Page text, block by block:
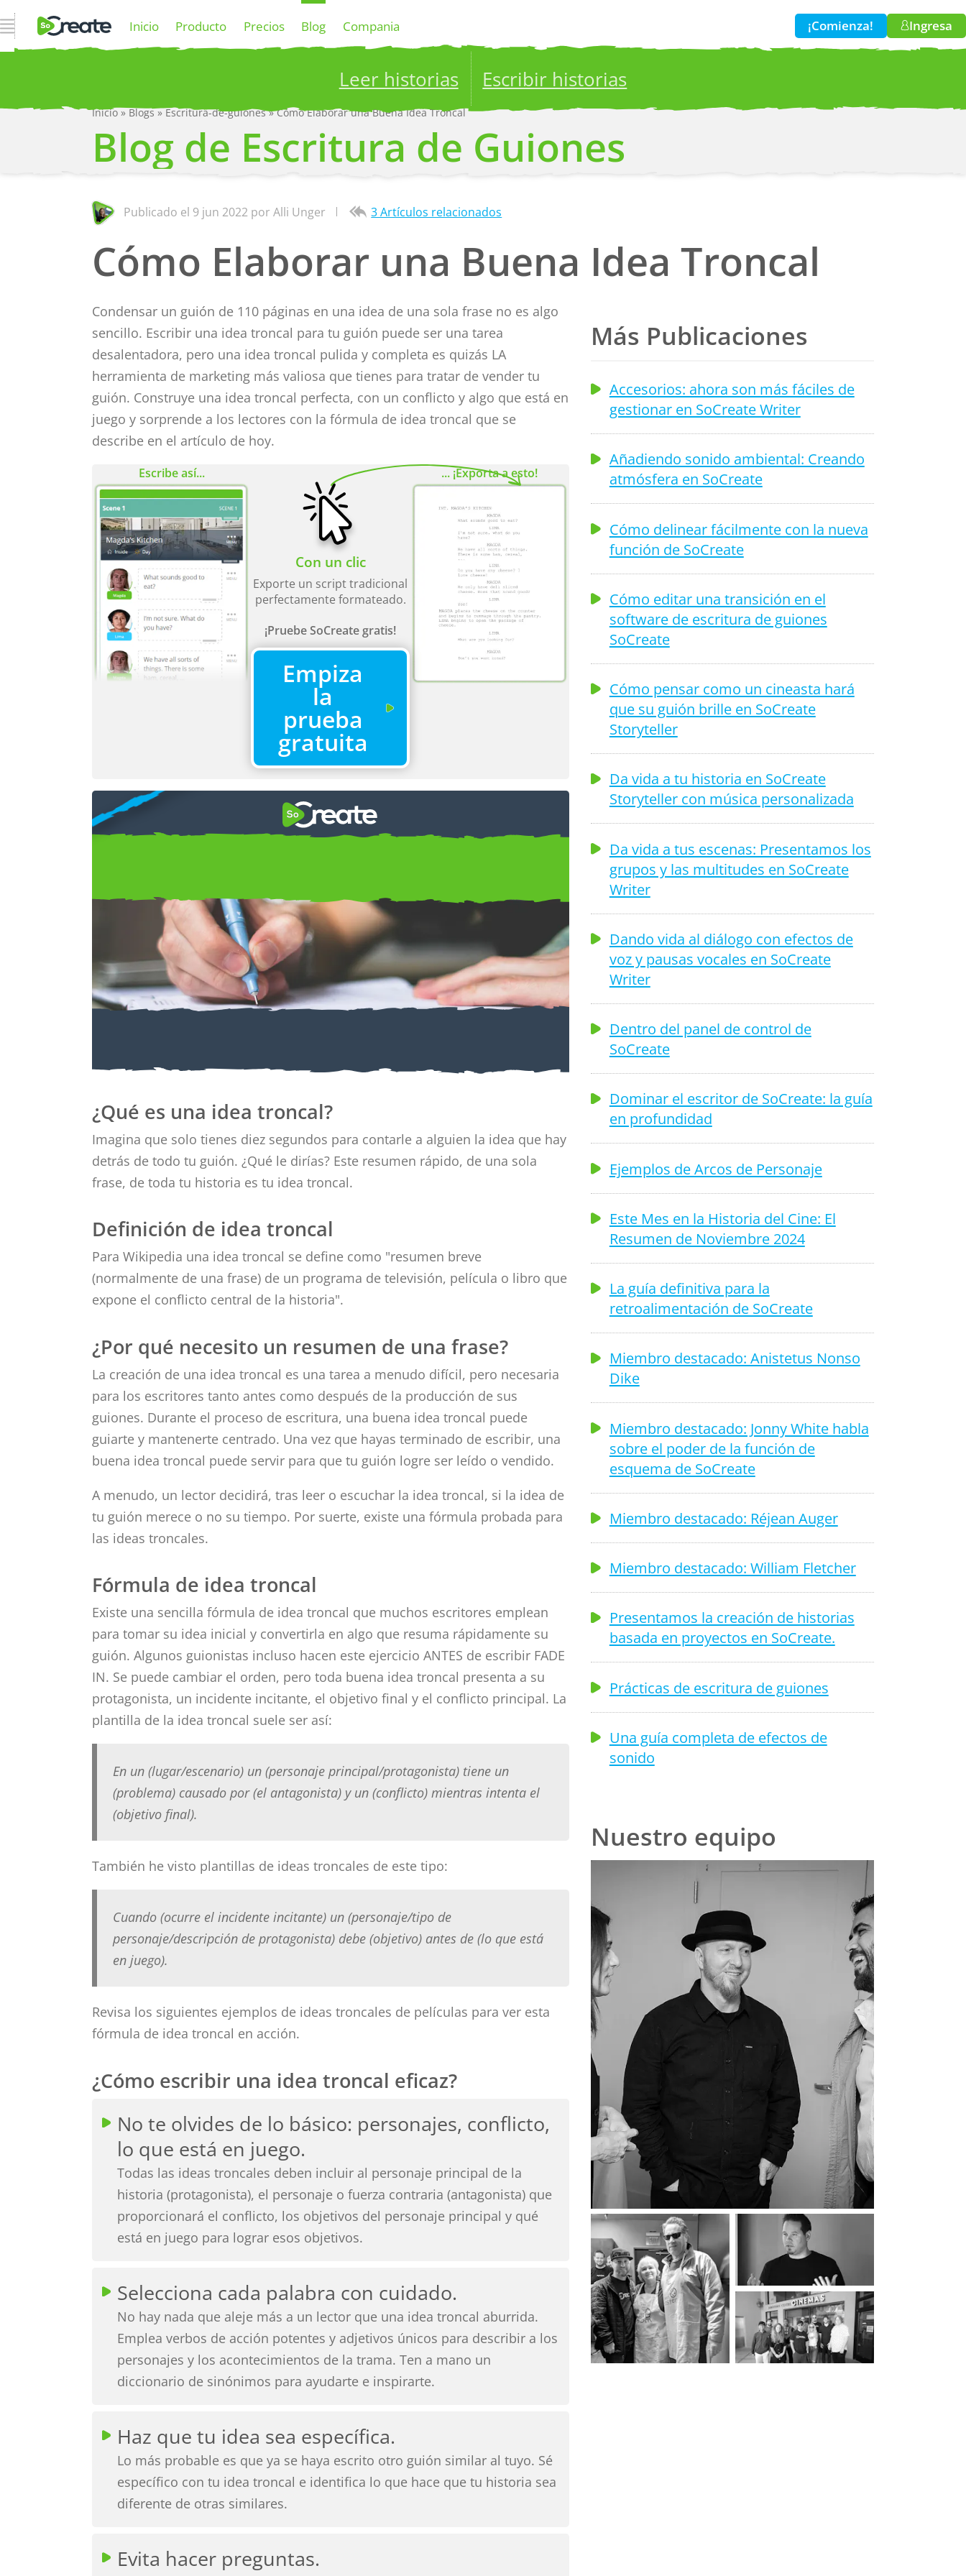
Abrir navegación Inicio Producto Precios Blog Compania ¡Comienza! Ingresa
Leer historias Escribir historias
Publish your stories to a global audience.
Inicio»Blogs»Escritura-de-guiones»Cómo Elaborar una Buena Idea Troncal
Blog de Escritura de Guiones
Publicado el 9 jun 2022 por Alli Unger 3 Artículos relacionados
Cómo Elaborar una Buena Idea Troncal
Condensar un guión de 110 páginas en una idea de una sola frase no es algo
sencillo. Escribir una idea troncal para tu guión puede ser una tarea
desalentadora, pero una idea troncal pulida y completa es quizás LA
herramienta de marketing más valiosa que tienes para tratar de vender tu
guión. Construye una idea troncal perfecta, con un conflicto y algo que está en
juego y sorprende a los lectores con la fórmula de idea troncal que se
describe en el artículo de hoy.
Con un clic
Exporte un script tradicional
perfectamente formateado.
¡Pruebe SoCreate gratis!
Empiza
la
prueba
gratuita
Escribe así... ... ¡Exporta a esto!
CÓMO
Troncal
inolvidable.
¿Qué es una idea troncal?
Imagina que solo tienes diez segundos para contarle a alguien la idea que hay
detrás de todo tu guión. ¿Qué le dirías? Este resumen rápido, de una sola
frase, de toda tu historia es tu idea troncal.
Definición de idea troncal
Para Wikipedia una idea troncal se define como "resumen breve
(normalmente de una frase) de un programa de televisión, película o libro que
expone el conflicto central de la historia".
¿Por qué necesito un resumen de una frase?
La creación de una idea troncal es una tarea a menudo difícil, pero necesaria
para los escritores tanto antes como después de la producción de sus
guiones. Durante el proceso de escritura, una buena idea troncal puede
guiarte y mantenerte centrado. Una vez que hayas terminado de escribir, una
buena idea troncal puede servir para que tu guión logre ser leído o vendido.
A menudo, un lector decidirá, tras leer o escuchar la idea troncal, si la idea de
tu guión merece o no su tiempo. Por suerte, existe una fórmula probada para
las ideas troncales.
Fórmula de idea troncal
Existe una sencilla fórmula de idea troncal que muchos escritores emplean
para tomar su idea inicial y convertirla en algo que resuma rápidamente su
guión. Algunos guionistas incluso hacen este ejercicio ANTES de escribir FADE
IN. Se puede cambiar el orden, pero toda buena idea troncal presenta a su
protagonista, un incidente incitante, el objetivo final y el conflicto principal. La
plantilla de la idea troncal suele ser así:
En un (lugar/escenario) un (personaje principal/protagonista) tiene un
(problema) causado por (el antagonista) y un (conflicto) mientras intenta el
(objetivo final).
También he visto plantillas de ideas troncales de este tipo:
Cuando (ocurre el incidente incitante) un (personaje/tipo de
personaje/descripción de protagonista) debe (objetivo) antes de (lo que está
en juego).
Revisa los siguientes ejemplos de ideas troncales de películas para ver esta
fórmula de idea troncal en acción.
¿Cómo escribir una idea troncal eficaz?
No te olvides de lo básico: personajes, conflicto,
lo que está en juego.
Todas las ideas troncales deben incluir al personaje principal de la
historia (protagonista), el personaje o fuerza contraria (antagonista) que
proporcionará el conflicto, los objetivos del personaje principal y qué
está en juego para lograr esos objetivos.
Selecciona cada palabra con cuidado.
No hay nada que aleje más a un lector que una idea troncal aburrida.
Emplea verbos de acción potentes y adjetivos únicos para describir a los
personajes y los acontecimientos de la trama. Ten a mano un
diccionario de sinónimos para ayudarte e inspirarte.
Haz que tu idea sea específica.
Lo más probable es que ya se haya escrito otro guión similar al tuyo. Sé
específico con tu idea troncal e identifica lo que hace que tu historia sea
diferente de otras similares.
Evita hacer preguntas.
Más Publicaciones
Accesorios: ahora son más fáciles de
gestionar en SoCreate Writer
Añadiendo sonido ambiental: Creando
atmósfera en SoCreate
Cómo delinear fácilmente con la nueva
función de SoCreate
Cómo editar una transición en el
software de escritura de guiones
SoCreate
Cómo pensar como un cineasta hará
que su guión brille en SoCreate
Storyteller
Da vida a tu historia en SoCreate
Storyteller con música personalizada
Da vida a tus escenas: Presentamos los
grupos y las multitudes en SoCreate
Writer
Dando vida al diálogo con efectos de
voz y pausas vocales en SoCreate
Writer
Dentro del panel de control de
SoCreate
Dominar el escritor de SoCreate: la guía
en profundidad
Ejemplos de Arcos de Personaje
Este Mes en la Historia del Cine: El
Resumen de Noviembre 2024
La guía definitiva para la
retroalimentación de SoCreate
Miembro destacado: Anistetus Nonso
Dike
Miembro destacado: Jonny White habla
sobre el poder de la función de
esquema de SoCreate
Miembro destacado: Réjean Auger
Miembro destacado: William Fletcher
Presentamos la creación de historias
basada en proyectos en SoCreate.
Prácticas de escritura de guiones
Una guía completa de efectos de
sonido
Nuestro equipo